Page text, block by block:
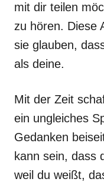
mit dir teilen
zu hören. Diese
sie glauben,
als deine.
Mit der Zeit
ein ungleiches
Gedanken
kann sein, dass
weil du weißt,